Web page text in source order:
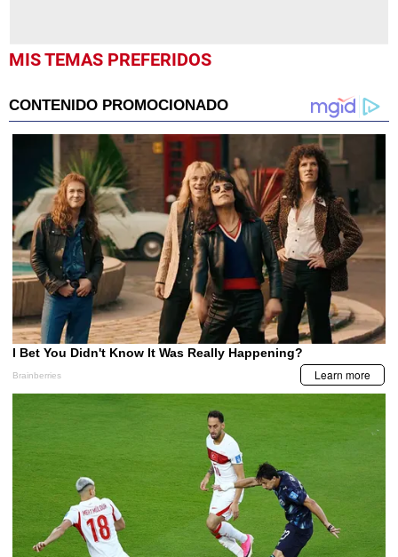
MIS TEMAS PREFERIDOS